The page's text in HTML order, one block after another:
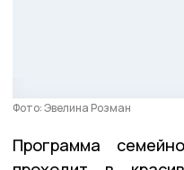
Фото: Эвелина Розман
Программа